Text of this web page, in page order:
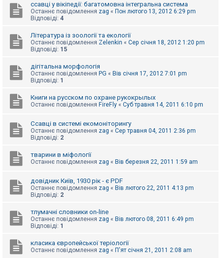
ссавці у вікіпедії: багатомовна інтегральна система
Останнє повідомлення zag « Пон лютого 13, 2012 6:29 pm
Відповіді: 4
Література із зоології та екології
Останнє повідомлення Zelenkin « Сер січня 18, 2012 1:20 pm
Відповіді: 15
дігітальна морфологія
Останнє повідомлення PG « Вів січня 17, 2012 7:01 pm
Відповіді: 1
Книги на русском по охране рукокрылых
Останнє повідомлення FireFly « Суб травня 14, 2011 6:10 pm
Ссавці в системі екомоніторингу
Останнє повідомлення zag « Сер травня 04, 2011 2:36 pm
Відповіді: 2
тварини в міфології
Останнє повідомлення zag « Вів березня 22, 2011 1:59 am
довідник Київ, 1930 рік - є PDF
Останнє повідомлення zag « Вів лютого 22, 2011 4:13 pm
Відповіді: 2
тлумачні словники on-line
Останнє повідомлення zag « Вів лютого 08, 2011 6:49 pm
Відповіді: 1
класика європейської теріології
Останнє повідомлення zag « П'ят січня 21, 2011 2:08 am